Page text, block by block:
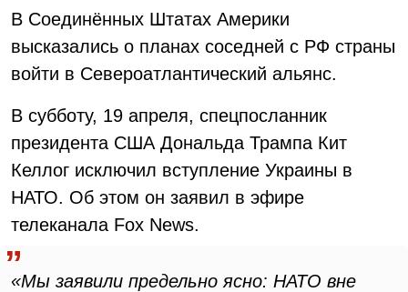
В Соединённых Штатах Америки
высказались о планах соседней с РФ страны
войти в Североатлантический альянс.
В субботу, 19 апреля, спецпосланник
президента США Дональда Трампа Кит
Келлог исключил вступление Украины в
НАТО. Об этом он заявил в эфире
телеканала Fox News.
«Мы заявили предельно ясно: НАТО вне